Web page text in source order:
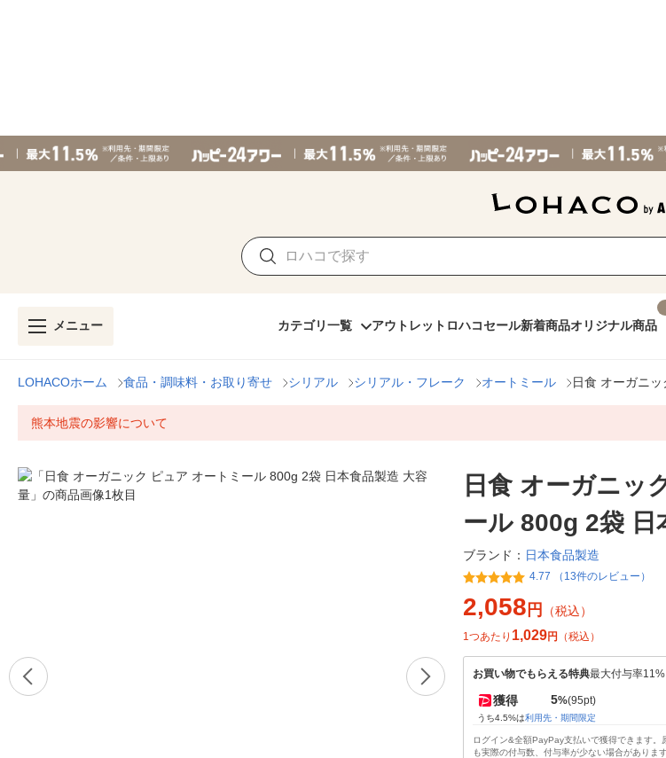
メニュー カテゴリ一覧 アウトレット ロハコセール新着商品オリジナル商品
LOHACOホーム 食品・調味料・お取り寄せ シリアル シリアル・フレーク オートミール 日食 オーガニ
熊本地震の影響について
日食 オーガニッ
ール 800g 2袋 日
ブランド： 日本食品製造
4.77 （13件のレビュー）
2,058 円 （税込）
1つあたり 1,029円 （税込）
お買い物でもらえる特典最大付与率11%
獲得 5%(95pt)
うち4.5%は利用先・期間限定
ログイン&全額PayPay支払いで獲得できます
も実際の付与数、付与率が少ない場合がありま